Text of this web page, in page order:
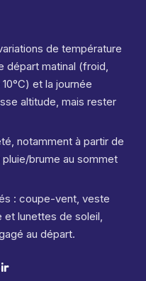
de température
départ matinal (froid,
et la journée
altitude, mais rester
notamment à partir de
brume au sommet
: coupe-vent, veste
et lunettes de soleil,
au départ.